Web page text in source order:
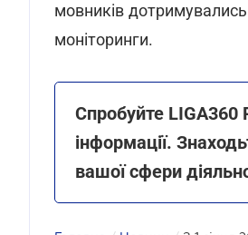
мовників
моніторинги.
Спробуйте LIGA360
інформації.
вашої сфери